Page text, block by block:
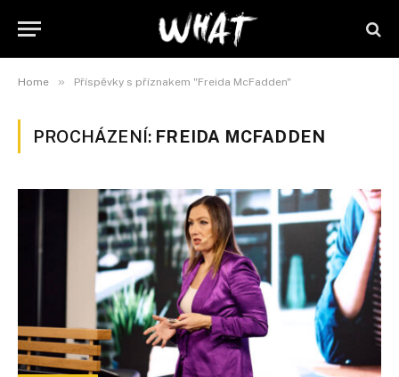
Home » Příspěvky s příznakem "Freida McFadden"
PROCHÁZENÍ: FREIDA MCFADDEN